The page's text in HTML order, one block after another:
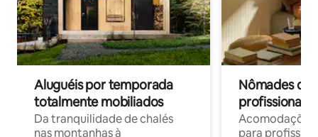
Aluguéis por temporada
totalmente mobiliados
Da tranquilidade de chalés
nas montanhas à
Nômades
profissionais
para